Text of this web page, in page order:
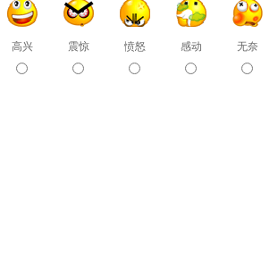
高兴 震惊 愤怒 感动 无奈